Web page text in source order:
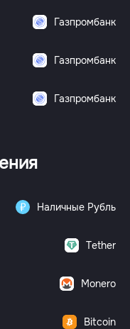
Газпромбанк
Газпромбанк
Газпромбанк
Наличные Рубль
Tether
Monero
Bitcoin